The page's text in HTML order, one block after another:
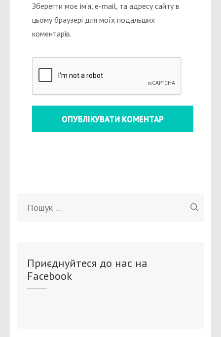
Зберегти моє ім'я, e-mail, та адресу сайту в
цьому браузері для моїх подальших
коментарів.
Приєднуйтеся до нас на
Facebook